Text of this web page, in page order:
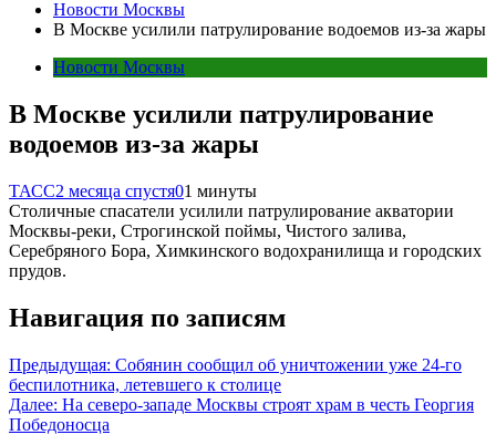
Новости Москвы
В Москве усилили патрулирование водоемов из-за жары
Новости Москвы
В Москве усилили патрулирование
водоемов из-за жары
ТАСС2 месяца спустя01 минуты
Столичные спасатели усилили патрулирование акватории
Москвы-реки, Строгинской поймы, Чистого залива,
Серебряного Бора, Химкинского водохранилища и городских
прудов.
Навигация по записям
Предыдущая: Собянин сообщил об уничтожении уже 24-го
беспилотника, летевшего к столице
Далее: На северо-западе Москвы строят храм в честь Георгия
Победоносца